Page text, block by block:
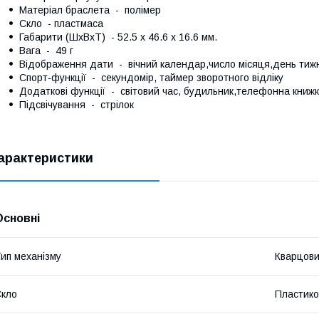
Матеріал браслета - полімер
Скло - пластмаса
Габарити (ШхВхТ) - 52.5 x 46.6 x 16.6 мм.
Вага - 49 г
Відображення дати - вічний календар,число місяця,день
Спорт-функції - секундомір, таймер зворотного відліку
Додаткові функції - світовий час, будильник,телефонна
Підсвічування - стрілок
механізму